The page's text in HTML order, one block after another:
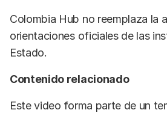
Colombia Hub no reemplaza la
orientaciones oficiales de las
Estado.
Contenido relacionado
Este video forma parte de un